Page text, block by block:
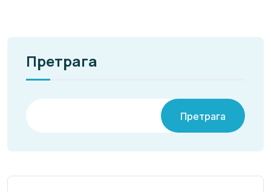
Претрага
Претрага